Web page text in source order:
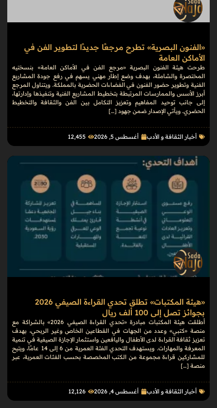
«الفنون البصرية» تطرح مرجعًا جديدًا لتطوير الفن في
الأماكن العامة
طرحت هيئة الفنون البصرية «مرجع الفن في الأماكن العامة» بنسختيه
المختصرة والشاملة، بهدف وضع إطار مهني يسهم في رفع جودة المشاريع
الفنية وتطوير حضور الفنون في الفضاءات الحضرية بالمملكة. ويتناول المرجع
أبرز الأسس والممارسات المرتبطة بتخطيط المشاريع الفنية وتنفيذها وإدارتها،
إلى جانب توحيد المفاهيم وتعزيز التكامل بين الفن والثقافة والتخطيط
الحضري. ويأتي الإصدار ضمن جهود […]
أخبار الثقافة و الأدب أغسطس 5, 2026 12٬455
«هيئة المكتبات» تطلق تحدي القراءة الصيفي 2026
بجوائز تصل إلى 100 ألف ريال
أطلقت هيئة المكتبات مبادرة «تحدي القراءة الصيفي 2026» بالشراكة مع
منصة «كتبي» وعدد من الجهات في القطاعين الخاص وغير الربحي، بهدف
تعزيز ثقافة القراءة لدى الأطفال واليافعين واستثمار الإجازة الصيفية في تنمية
المعرفة والمهارات. ويستهدف التحدي الفئة العمرية من 6 إلى 14 عامًا، ويتيح
للمشاركين قراءة مجموعة من الكتب المخصصة بحسب الفئات العمرية، عبر
منصة […]
أخبار الثقافة و الأدب أغسطس 4, 2026 12٬126